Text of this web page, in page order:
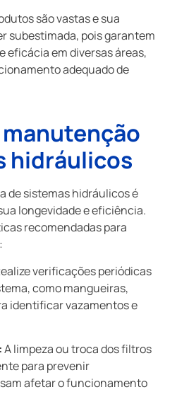
são vastas e sua
subestimada, pois garantem
eficácia em diversas áreas,
adequado de
hidráulicos
de sistemas hidráulicos é
longevidade e eficiência.
recomendadas para
verificações periódicas
como mangueiras,
identificar vazamentos e
A limpeza ou troca dos filtros
para prevenir
afetar o funcionamento